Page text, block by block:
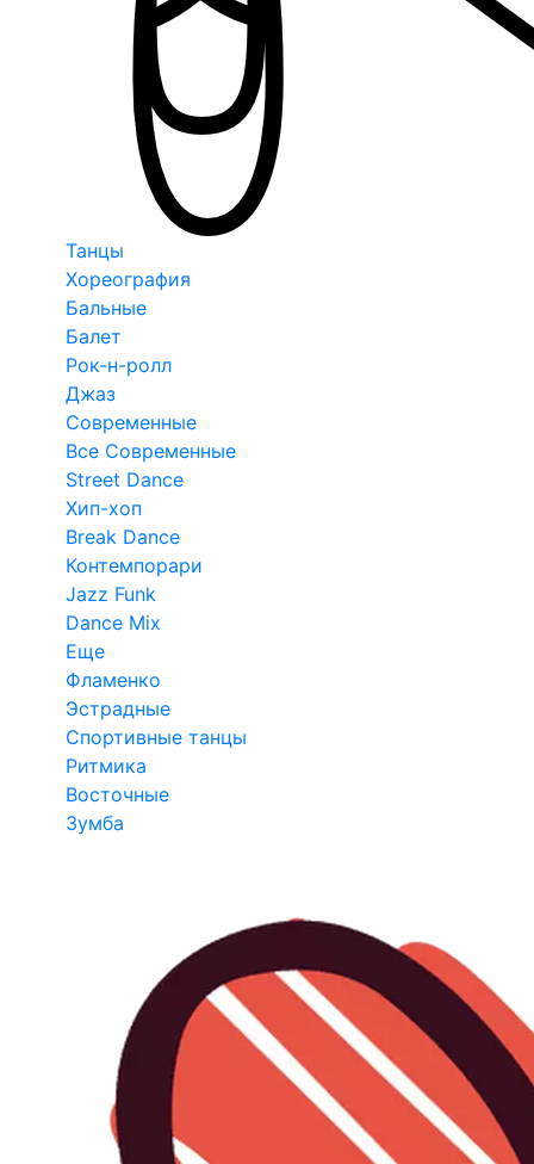
Танцы
Хореография
Бальные
Балет
Рок-н-ролл
Джаз
Современные
Все Современные
Street Dance
Хип-хоп
Break Dance
Контемпорари
Jazz Funk
Dance Mix
Еще
Фламенко
Эстрадные
Спортивные танцы
Ритмика
Восточные
Зумба